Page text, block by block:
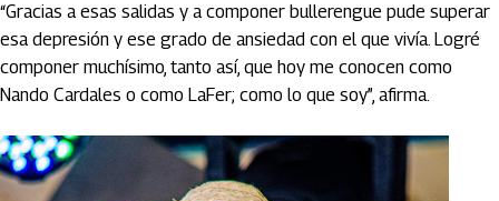
“Gracias a esas salidas y a componer bullerengue pude superar
esa depresión y ese grado de ansiedad con el que vivía. Logré
componer muchísimo, tanto así, que hoy me conocen como
Nando Cardales o como LaFer; como lo que soy”, afirma.